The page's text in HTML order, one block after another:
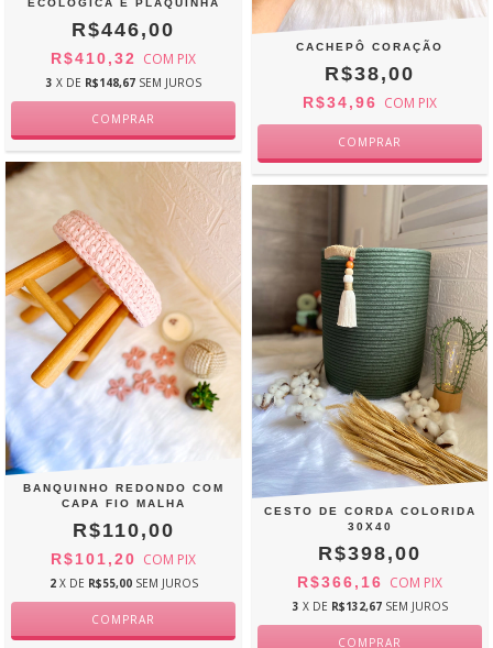
ECOLÓGICA E PLAQUINHA
R$446,00
R$410,32 COM PIX
3 X DE R$148,67 SEM JUROS
BANQUINHO REDONDO COM
CAPA FIO MALHA
R$110,00
R$101,20 COM PIX
2 X DE R$55,00 SEM JUROS
CACHEPÔ CORAÇÃO
R$38,00
R$34,96 COM PIX
CESTO DE CORDA COLORIDA
30X40
R$398,00
R$366,16 COM PIX
3 X DE R$132,67 SEM JUROS